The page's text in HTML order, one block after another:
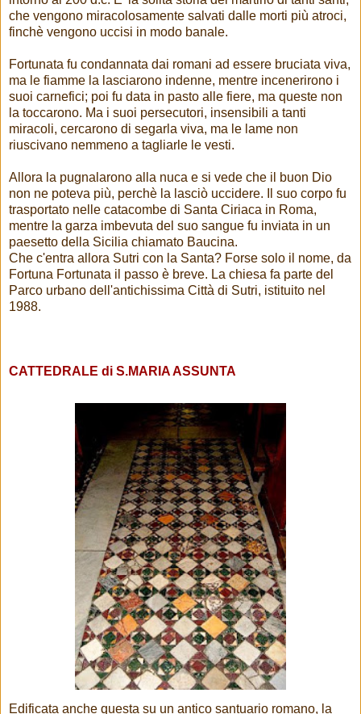
che vengono miracolosamente salvati dalle morti più atroci,
finchè vengono uccisi in modo banale.
Fortunata fu condannata dai romani ad essere bruciata viva,
ma le fiamme la lasciarono indenne, mentre incenerirono i
suoi carnefici; poi fu data in pasto alle fiere, ma queste non
la toccarono. Ma i suoi persecutori, insensibili a tanti
miracoli, cercarono di segarla viva, ma le lame non
riuscivano nemmeno a tagliarle le vesti.
Allora la pugnalarono alla nuca e si vede che il buon Dio
non ne poteva più, perchè la lasciò uccidere. Il suo corpo fu
trasportato nelle catacombe di Santa Ciriaca in Roma,
mentre la garza imbevuta del suo sangue fu inviata in un
paesetto della Sicilia chiamato Baucina.
Che c'entra allora Sutri con la Santa? Forse solo il nome, da
Fortuna Fortunata il passo è breve. La chiesa fa parte del
Parco urbano dell'antichissima Città di Sutri, istituito nel
1988.
CATTEDRALE di S.MARIA ASSUNTA
Edificata anche questa su un antico santuario romano, la